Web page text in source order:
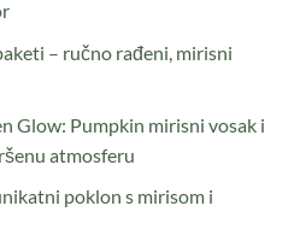
– ručno rađeni, mirisni
Glow: Pumpkin mirisni vosak i
atmosferu
poklon s mirisom i